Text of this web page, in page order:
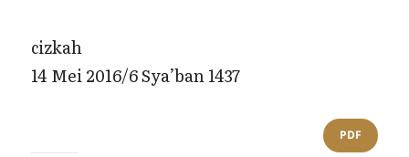
cizkah
14 Mei 2016/6 Sya’ban 1437
PDF